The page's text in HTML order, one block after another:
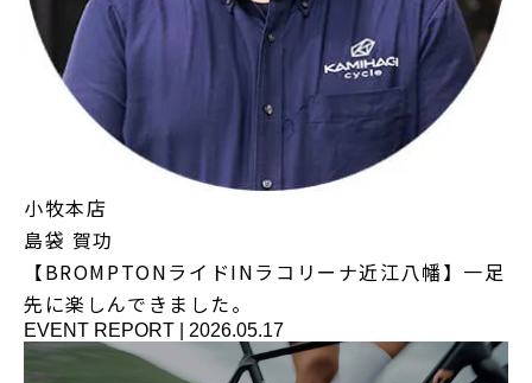
小牧本店
島袋 賀功
【BROMPTONライドINラコリーナ近江八幡】一足
先に楽しんできました。
EVENT REPORT 2026.05.17